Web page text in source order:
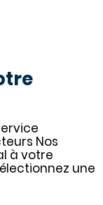
Nos
à votre
une